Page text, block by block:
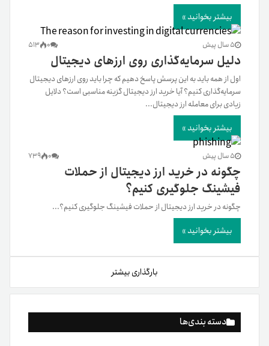
دسته بندی‌ها
بیشتر بخوانید »
5 سال پیش 0
513
دلیل سرمایه‌گذاری روی ارزهای دیجیتال
اول از همه باید به این پرسش پاسخ دهیم که چرا باید روی ارزهای دیجیتال
سرمایه‌گذاری کنیم؟ آیا خرید ارز دیجیتال گزینه مناسبی است؟ دلایل
زیادی برای معامله ارز دیجیتال...
بیشتر بخوانید »
5 سال پیش 0
739
چگونه در خرید ارز دیجیتال از حملات
فیشینگ جلوگیری کنیم؟
چگونه در خرید ارز دیجیتال از حملات فیشینگ جلوگیری کنیم؟...
بیشتر بخوانید »
بارگذاری بیشتر